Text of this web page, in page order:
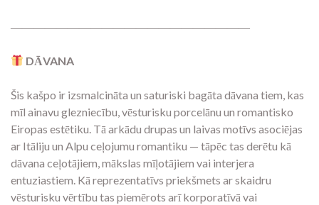
―――――――――――――――――――――
DĀVANA
Šis kašpo ir izsmalcināta un saturiski bagāta dāvana tiem, kas
mīl ainavu glezniecību, vēsturisku porcelānu un romantisko
Eiropas estētiku. Tā arkādu drupas un laivas motīvs asociējas
ar Itāliju un Alpu ceļojumu romantiku — tāpēc tas derētu kā
dāvana ceļotājiem, mākslas mīļotājiem vai interjera
entuziastiem. Kā reprezentatīvs priekšmets ar skaidru
vēsturisku vērtību tas piemērots arī korporatīvā vai